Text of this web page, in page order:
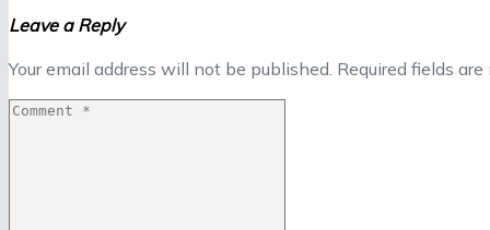
Leave a Reply
Your email address will not be published. Required fields